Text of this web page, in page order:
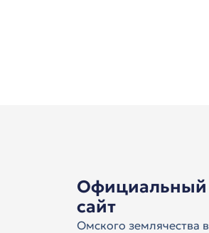
Официальный
сайт
Омского землячества в